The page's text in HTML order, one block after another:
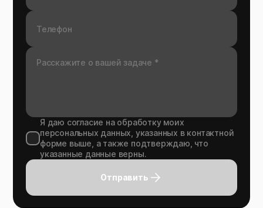
Я даю согласие на обработку моих
персональных данных, указанных в контактной
форме выше, а также подтверждаю, что
указанные данные верны.
Отправить